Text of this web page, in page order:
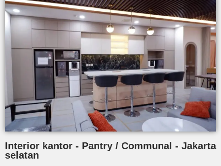
Interior kantor - Pantry / Communal - Jakarta
selatan